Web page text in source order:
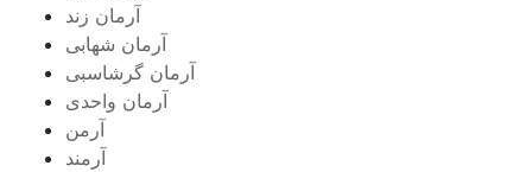
آرمان زند
آرمان شهابی
آرمان گرشاسبی
آرمان واحدی
آرمن
آرمند